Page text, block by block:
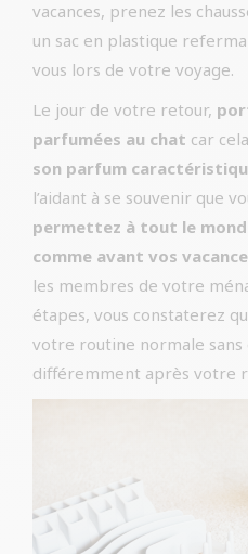
vacances, prenez les
un sac en plastique
vous lors de votre voyage.
Le jour de votre retour,
parfumées au chat car cela
son parfum
l’aidant à se souvenir que
permettez à tout le
comme avant vos
les membres de votre
étapes, vous constaterez
votre routine normale sans
différemment après votre